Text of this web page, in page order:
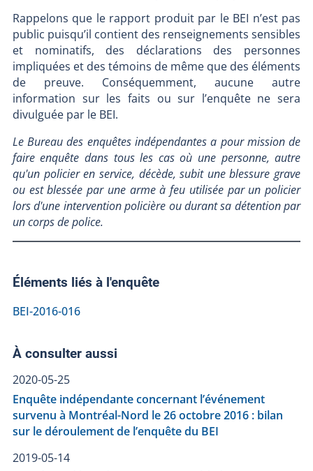
Rappelons que le rapport produit par le BEI n’est pas
public puisqu’il contient des renseignements sensibles
et nominatifs, des déclarations des personnes
impliquées et des témoins de même que des éléments
de preuve. Conséquemment, aucune autre
information sur les faits ou sur l’enquête ne sera
divulguée par le BEI.
Le Bureau des enquêtes indépendantes a pour mission de
faire enquête dans tous les cas où une personne, autre
qu'un policier en service, décède, subit une blessure grave
ou est blessée par une arme à feu utilisée par un policier
lors d'une intervention policière ou durant sa détention par
un corps de police.
Éléments liés à l'enquête
BEI-2016-016
À consulter aussi
2020-05-25
Enquête indépendante concernant l’événement
survenu à Montréal-Nord le 26 octobre 2016 : bilan
sur le déroulement de l’enquête du BEI
2019-05-14